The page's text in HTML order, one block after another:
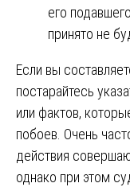
его
принято не
Если вы
постарайтесь
или фактов,
побоев. Очень
действия
однако при этом